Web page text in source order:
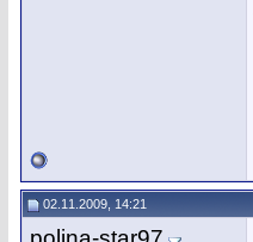
02.11.2009, 14:21